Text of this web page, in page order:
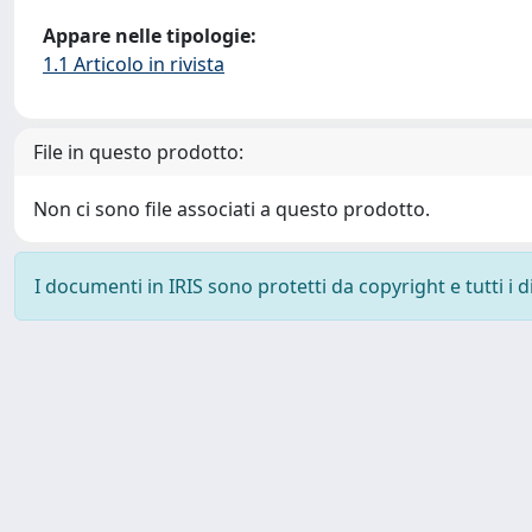
Appare nelle tipologie:
1.1 Articolo in rivista
File in questo prodotto:
Non ci sono file associati a questo prodotto.
I documenti in IRIS sono protetti da copyright e tutti i